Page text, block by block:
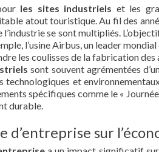
les sites industriels et les
atout touristique. Au fil des
se sont multipliés.
l’usine Airbus, un leader
les coulisses de la fabrication des
sont souvent agrémentées
technologiques et
spécifiques comme le «
durable.
d’entreprise sur